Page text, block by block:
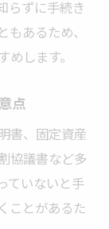
らずに手続き
あるため、
します。
点
書、固定資産
協議書など多
ていないと手
ことがあるた